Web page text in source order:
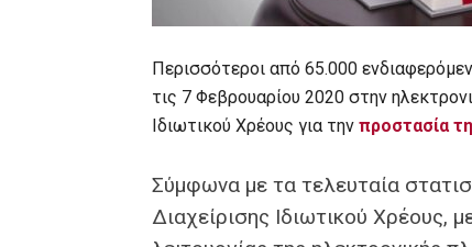
Περισσότεροι από 65.000
τις 7 Φεβρουαρίου 2020 στην
Ιδιωτικού Χρέους για την προστασία
Σύμφωνα με τα τελευταία
Διαχείρισης Ιδιωτικού